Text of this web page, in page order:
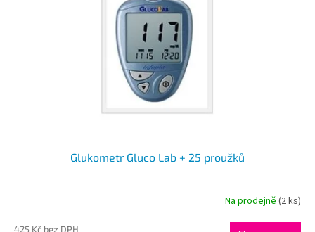
Glukometr Gluco Lab + 25 proužků
Na prodejně (2 ks)
425 Kč bez DPH